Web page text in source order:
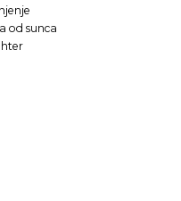
od sunca